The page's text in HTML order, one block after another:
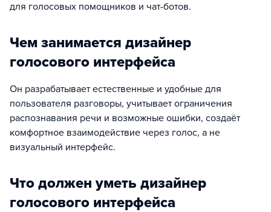
для голосовых помощников и чат-ботов.
Чем занимается дизайнер
голосового интерфейса
Он разрабатывает естественные и удобные для
пользователя разговоры, учитывает ограничения
распознавания речи и возможные ошибки, создаёт
комфортное взаимодействие через голос, а не
визуальный интерфейс.
Что должен уметь дизайнер
голосового интерфейса